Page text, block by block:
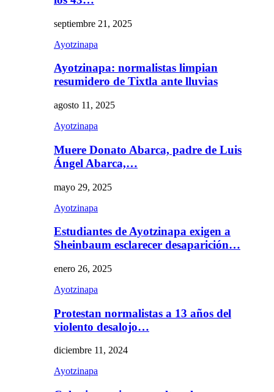
septiembre 21, 2025
Ayotzinapa
Ayotzinapa: normalistas limpian
resumidero de Tixtla ante lluvias
agosto 11, 2025
Ayotzinapa
Muere Donato Abarca, padre de Luis
Ángel Abarca,…
mayo 29, 2025
Ayotzinapa
Estudiantes de Ayotzinapa exigen a
Sheinbaum esclarecer desaparición…
enero 26, 2025
Ayotzinapa
Protestan normalistas a 13 años del
violento desalojo…
diciembre 11, 2024
Ayotzinapa